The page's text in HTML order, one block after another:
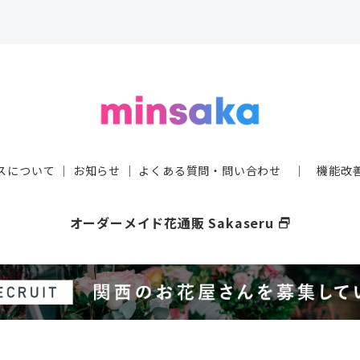
について ｜ お知らせ ｜ よくある質問・問い合わせ ｜機能改
オーダーメイド花通販 Sakaseru select_window